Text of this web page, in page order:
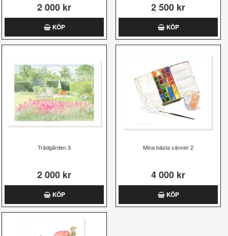
2 000 kr
KÖP
2 500 kr
KÖP
Trädgården 3
2 000 kr
KÖP
Mina bästa vänner 2
4 000 kr
KÖP